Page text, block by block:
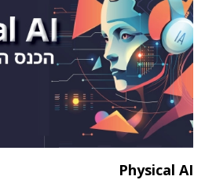
Physical AI